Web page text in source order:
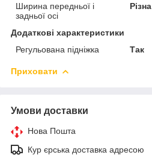
Ширина передньої і
задньої осі
Різна
Додаткові характеристики
Регульована підніжка
Так
Приховати
Умови доставки
Нова Пошта
Кур єрська доставка адресою